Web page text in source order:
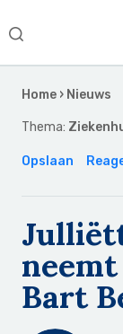
Search
Home › Nieuws
Thema:
Opslaan
Bart
Sidebar